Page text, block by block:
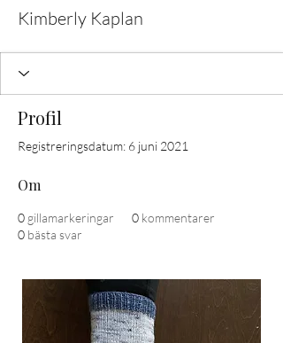
Kimberly Kaplan
Profil
Registreringsdatum: 6 juni 2021
Om
0 gillamarkeringar 0 kommentarer
0 bästa svar